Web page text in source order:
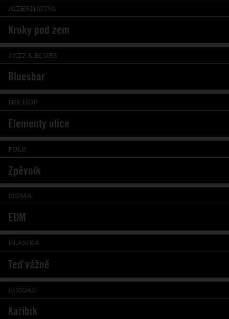
ALTERNATIVA
Kroky pod zem
JAZZ & BLUES
Bluesbar
HIP HOP
Elementy ulice
FOLK
Zpěvník
MDMA
EDM
KLASIKA
Teď vážně
REGGAE
Karibik